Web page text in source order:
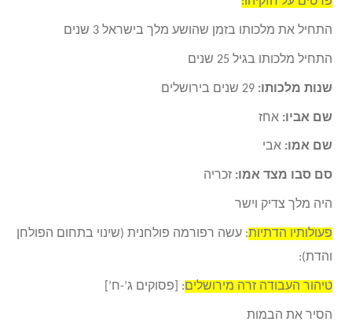
התחיל את מלכותו בזמן שהושע מלך בישראל 3 שנים
התחיל מלכותו בגיל 25 שנים
שנות מלכותו:
שם אביו: אחז
שם אמו: אבי
סם סבו מצד אמו: זכריה
היה מלך צדיק וישר
פעולותיו הדתיות: עשה רפורמה פולחנית (שינוי בתחום הפולחן
והדת):
טיהור העבודה זרה מירושלים: [פסוקים ג’-ח’]
הסיר את הבמות